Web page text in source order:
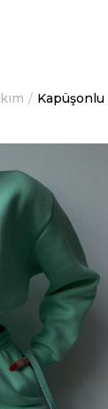
Kapüşonlu